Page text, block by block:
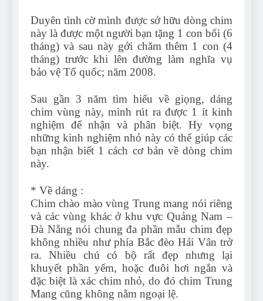
Duyên tình cờ mình được sở hữu dòng chim
này là được một người bạn tặng 1 con bổi (6
tháng) và sau này gởi chăm thêm 1 con (4
tháng) trước khi lên đường làm nghĩa vụ
bảo vệ Tổ quốc; năm 2008.
Sau gần 3 năm tìm hiểu về giọng, dáng
chim vùng này, mình rút ra được 1 ít kinh
nghiệm để nhận và phân biệt. Hy vọng
những kinh nghiệm nhỏ này có thể giúp các
bạn nhận biết 1 cách cơ bản về dòng chim
này.
* Về dáng :
Chim chào mào vùng Trung mang nói riêng
và các vùng khác ở khu vực Quảng Nam –
Đà Nẵng nói chung đa phần mẫu chim đẹp
không nhiều như phía Bắc đèo Hải Vân trở
ra. Nhiều chú có bộ rất đẹp nhưng lại
khuyết phần yếm, hoặc đuôi hơi ngắn và
đặc biệt là xác chim nhỏ, do đó chim Trung
Mang cũng không nằm ngoại lệ.